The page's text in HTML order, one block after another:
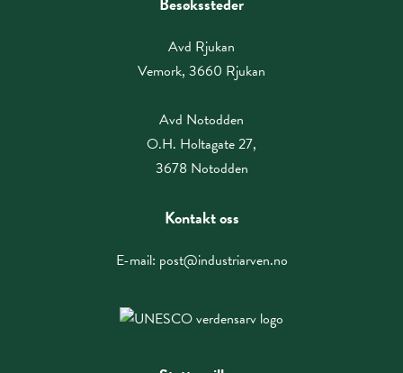
Avd Rjukan
Vemork, 3660 Rjukan
Avd Notodden
O.H. Holtagate 27,
3678 Notodden
Kontakt oss
E-mail: post@industriarven.no